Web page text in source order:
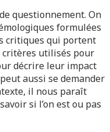
questionnement. On
formulées
critiques qui portent
utilisés pour
décrire leur impact
aussi se demander
il nous paraît
si l’on est ou pas